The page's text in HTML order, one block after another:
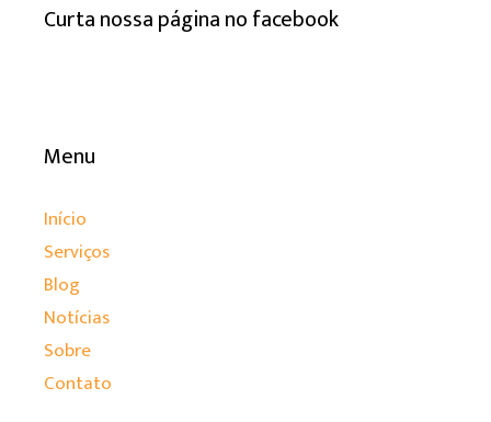
Curta nossa página no facebook
Menu
Início
Serviços
Blog
Notícias
Sobre
Contato